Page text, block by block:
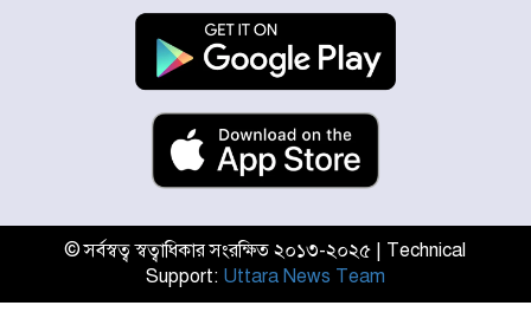
বাঁশখালীকে বন্যা মুক্ত করার সকল
পদক্ষেপ নেয়া হবে- আসাদুল হাবিব দুলু
এমপি
বিদ্যুৎ-জ্বালানি খাতে অস্থিরতা তৈরির
টাইফুন ‘ডলফিনের’ আঘাতে জাপানে
© সর্বস্বত্ব স্বত্বাধিকার সংরক্ষিত ২০১৩-২০২৫ | Technical
Support: Uttara News Team